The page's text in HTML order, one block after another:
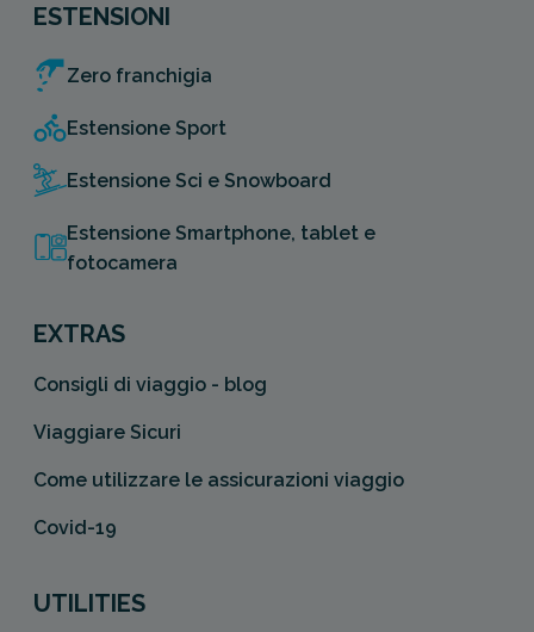
ESTENSIONI
Zero franchigia
Estensione Sport
Estensione Sci e Snowboard
Estensione Smartphone, tablet e
fotocamera
EXTRAS
Consigli di viaggio - blog
Viaggiare Sicuri
Come utilizzare le assicurazioni viaggio
Covid-19
UTILITIES